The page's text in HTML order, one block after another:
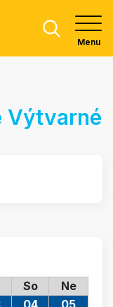
Menu
Výtvarné
So Ne
04
05